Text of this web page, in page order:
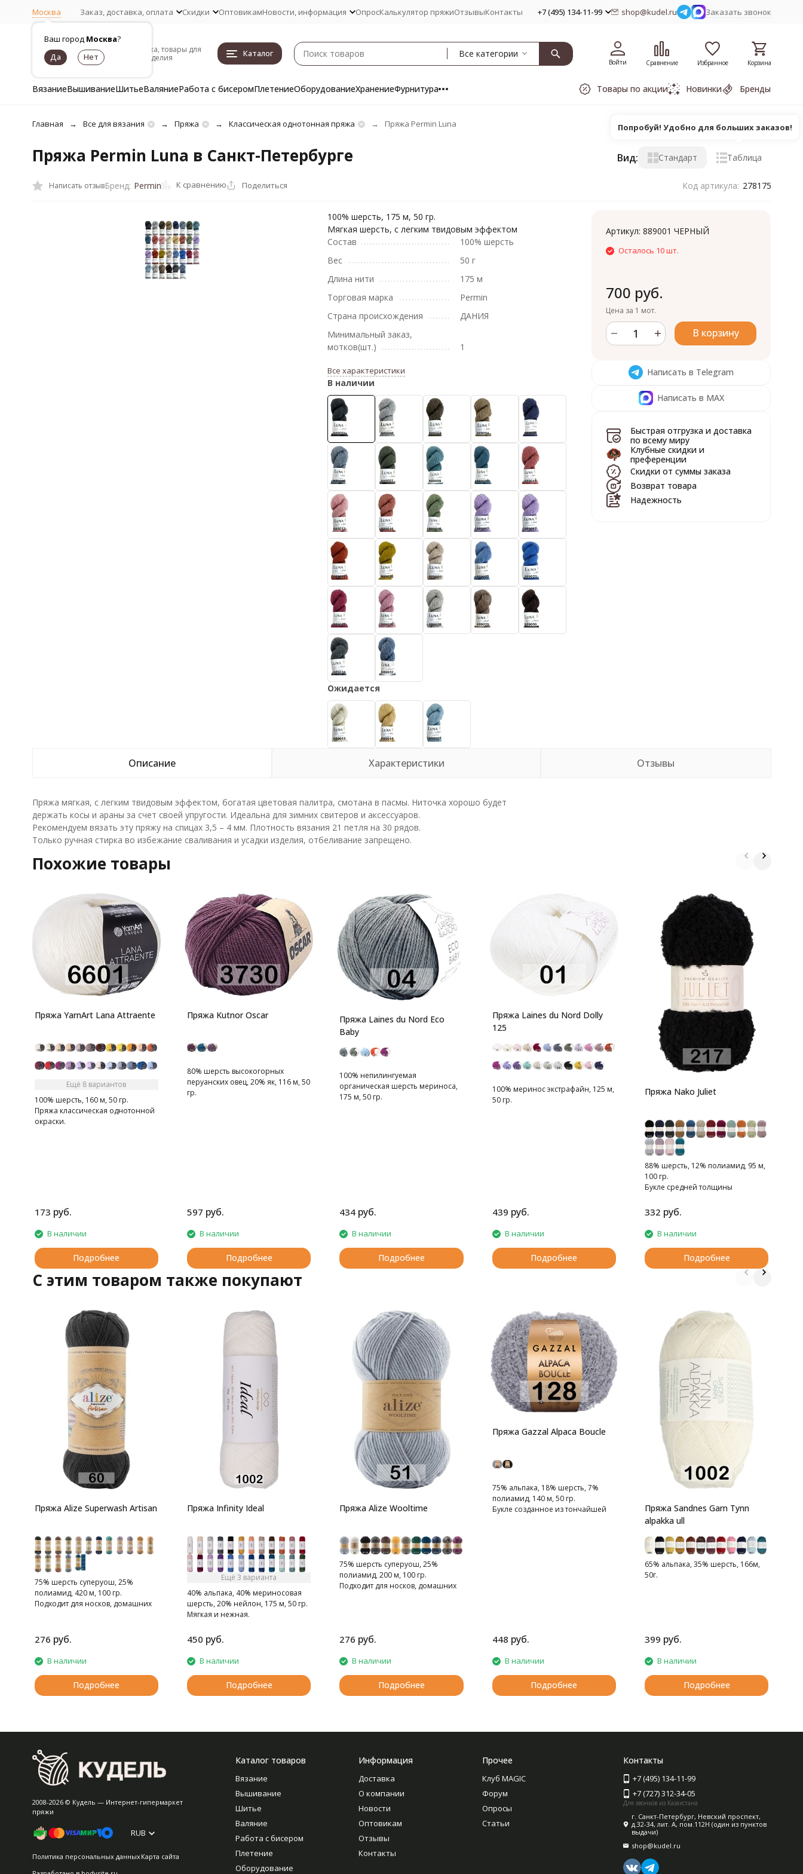
Москва
Ваш город Москва?
Заказ, доставка, оплата Скидки ОптовикамНовости, информация ОпросКалькулятор пряжиОтзывыКонтакты +7 (495) 134-11-99 shop@kudel.ru Заказать звонок
Пряжа, товары для
рукоделия
Каталог Все категории
Войти Сравнение Избранное Корзина
ВязаниеВышиваниеШитьеВаляниеРабота с бисеромПлетениеОборудованиеХранениеФурнитура Товары по акции Новинки Бренды
Главная Все для вязания Пряжа Классическая однотонная пряжа Пряжа Permin Luna
Пряжа Permin Luna в Санкт-Петербурге Вид: Стандарт Таблица
Написать отзывБренд: Permin К сравнению Поделиться Код артикула: 278175
100% шерсть, 175 м, 50 гр.
Мягкая шерсть, с легким твидовым эффектом
Состав
100% шерсть
Вес
50 г
Длина нити
175 м
Торговая марка
Permin
Страна происхождения
ДАНИЯ
Минимальный заказ,
мотков(шт.)
1
Все характеристики
В наличии
Ожидается
Артикул:889001 ЧЕРНЫЙ
Осталось 10 шт.
700 руб.
Цена за 1 мот.
В корзину
Написать в Telegram
Написать в MAX
Быстрая отгрузка и доставка
по всему миру
Клубные скидки и
преференции
Скидки от суммы заказа
Возврат товара
Надежность
Описание Характеристики Отзывы
Пряжа мягкая, с легким твидовым эффектом, богатая цветовая палитра, смотана в пасмы. Ниточка хорошо будет
держать косы и араны за счет своей упругости. Идеальна для зимних свитеров и аксессуаров.
Рекомендуем вязать эту пряжу на спицах 3,5 – 4 мм. Плотность вязания 21 петля на 30 рядов.
Только ручная стирка во избежание сваливания и усадки изделия, отбеливание запрещено.
Похожие товары
Пряжа YarnArt Lana Attraente
Ещё 8 вариантов
100% шерсть, 160 м, 50 гр.
Пряжа классическая однотонной
окраски.
173 руб.
В наличии
Подробнее
Пряжа Kutnor Oscar
80% шерсть высокогорных
перуанских овец, 20% як, 116 м, 50
гр.
597 руб.
В наличии
Подробнее
Пряжа Laines du Nord Eco
Baby
100% непилингуемая
органическая шерсть мериноса,
175 м, 50 гр.
434 руб.
В наличии
Подробнее
Пряжа Laines du Nord Dolly
125
100% меринос экстрафайн, 125 м,
50 гр.
439 руб.
В наличии
Подробнее
Пряжа Nako Juliet
88% шерсть, 12% полиамид, 95 м,
100 гр.
Букле средней толщины
332 руб.
В наличии
Подробнее
C этим товаром также покупают
Пряжа Alize Superwash Artisan
75% шерсть суперуош, 25%
полиамид, 420 м, 100 гр.
Подходит для носков, домашних
276 руб.
В наличии
Подробнее
Пряжа Infinity Ideal
Ещё 3 варианта
40% альпака, 40% мериносовая
шерсть, 20% нейлон, 175 м, 50 гр.
Мягкая и нежная.
450 руб.
В наличии
Подробнее
Пряжа Alize Wooltime
75% шерсть суперуош, 25%
полиамид, 200 м, 100 гр.
Подходит для носков, домашних
276 руб.
В наличии
Подробнее
Пряжа Gazzal Alpaca Boucle
75% альпака, 18% шерсть, 7%
полиамид, 140 м, 50 гр.
Букле созданное из тончайшей
448 руб.
В наличии
Подробнее
Пряжа Sandnes Garn Tynn
alpakka ull
65% альпака, 35% шерсть, 166м,
50г.
399 руб.
В наличии
Подробнее
2008-2026 © Кудель — Интернет-гипермаркет
пряжи
RUB
Политика персональных данныхКарта сайта
Каталог товаров
Вязание
Вышивание
Шитье
Валяние
Работа с бисером
Плетение
Оборудование
Информация
Доставка
О компании
Новости
Оптовикам
Отзывы
Контакты
Прочее
Клуб MAGIC
Форум
Опросы
Статьи
Контакты
+7 (495) 134-11-99
+7 (727) 312-34-05
Для звонков из Казахстана
г. Санкт-Петербург, Невский проспект,
д.32-34, лит. А, пом.112Н (один из пунктов
выдачи)
shop@kudel.ru
Попробуй! Удобно для больших заказов!